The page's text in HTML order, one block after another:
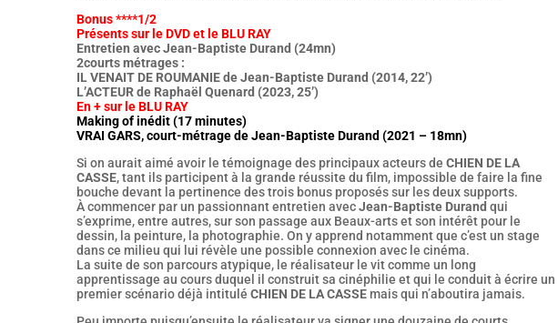
Bonus****1/2
Présents sur le DVD et le BLU RAY
Entretien avec Jean-Baptiste Durand (24mn)
2courts métrages :
IL VENAIT DE ROUMANIE de Jean-Baptiste Durand (2014, 22’)
L’ACTEUR de Raphaël Quenard (2023, 25’)
En + sur le BLU RAY
Making of inédit (17 minutes)
VRAI GARS, court-métrage de Jean-Baptiste Durand (2021 – 18mn)
Si on aurait aimé avoir le témoignage des principaux acteurs de CHIEN DE LA
CASSE, tant ils participent à la grande réussite du film, impossible de faire la fine
bouche devant la pertinence des trois bonus proposés sur les deux supports.
À commencer par un passionnant entretien avecJean-Baptiste Durand qui
s’exprime, entre autres, sur son passage aux Beaux-arts et son intérêt pour le
dessin, la peinture, la photographie. On y apprend notamment que c’est un stage
dans ce milieu qui lui révèle une possible connexion avec le cinéma.
La suite de son parcours atypique, le réalisateur le vit comme un long
apprentissage au cours duquel il construit sa cinéphilie et qui le conduit à écrire un
premier scénario déjà intitulé CHIEN DE LA CASSEmais qui n’aboutira jamais.